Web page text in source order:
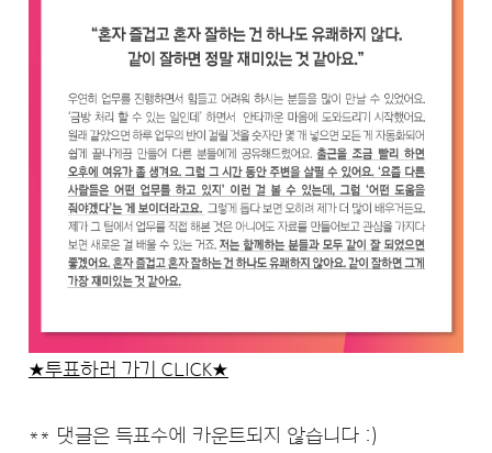
★투표하러 가기 CLICK★
** 댓글은 득표수에 카운트되지 않습니다 :)